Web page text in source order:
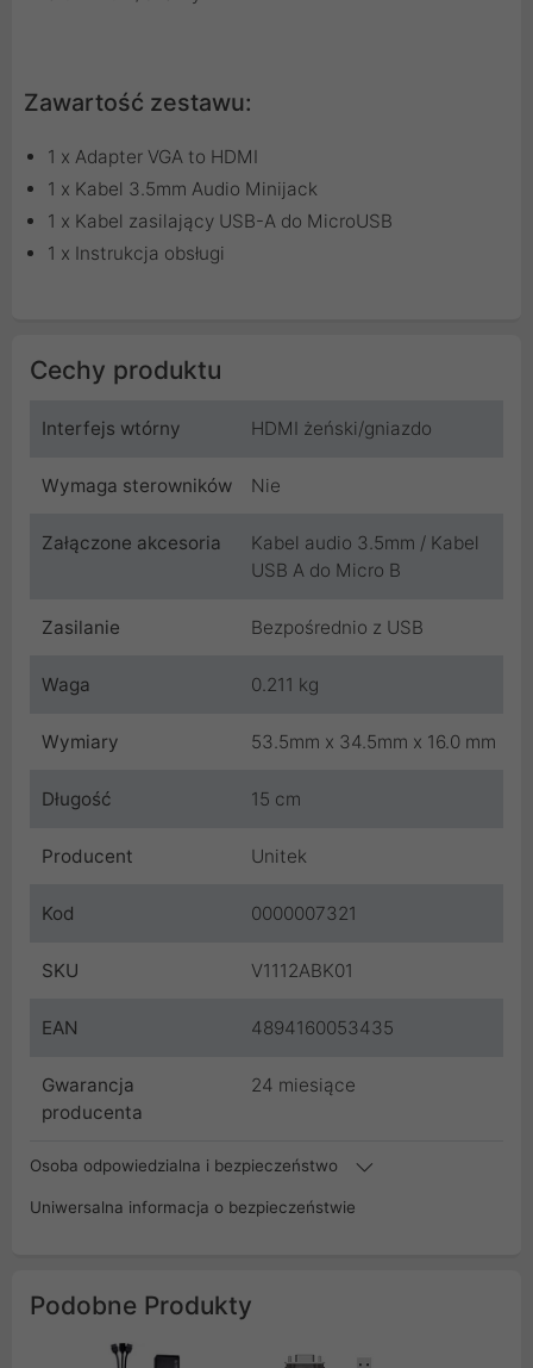
Zawartość zestawu:
1 x Adapter VGA to HDMI
1 x Kabel 3.5mm Audio Minijack
1 x Kabel zasilający USB-A do MicroUSB
1 x Instrukcja obsługi
Cechy produktu
Interfejs wtórny HDMI żeński/gniazdo
Wymaga sterowników Nie
Załączone akcesoria
Kabel audio 3.5mm / Kabel
USB A do Micro B
Zasilanie Bezpośrednio z USB
Waga 0.211 kg
Wymiary 53.5mm x 34.5mm x 16.0 mm
Długość 15 cm
Producent Unitek
Kod 0000007321
SKU V1112ABK01
EAN 4894160053435
Gwarancja
producenta
24 miesiące
Osoba odpowiedzialna i bezpieczeństwo
Uniwersalna informacja o bezpieczeństwie
Podobne Produkty